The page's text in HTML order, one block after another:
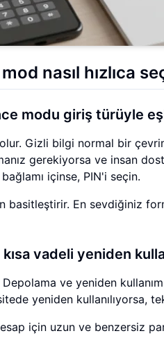
nasıl hızlıca
modu giriş türüyle
olur. Gizli bilgi normal bir
gerekiyorsa ve insan
içinse, PIN'i seçin.
basitleştirir. En sevdiğiniz
vadeli yeniden
ve yeniden
yeniden kullanılıyorsa,
için uzun ve benzersiz